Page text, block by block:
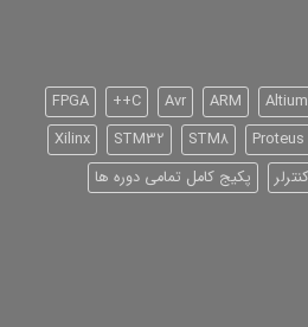
ARM
Avr
C++
FPGA
Proteus
STM8
STM32
Xilinx
پکیج کامل تمامی دوره ها